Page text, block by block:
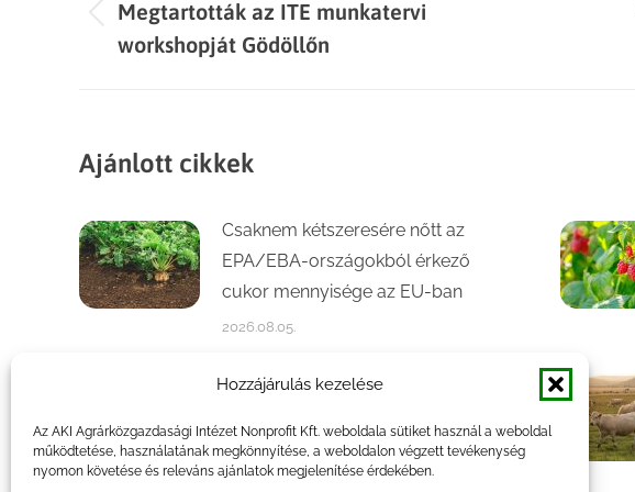
Hozzájárulás kezelése
Az AKI Agrárközgazdasági Intézet Nonprofit Kft. weboldala sütiket használ a weboldal
működtetése, használatának megkönnyítése, a weboldalon végzett tevékenység
nyomon követése és releváns ajánlatok megjelenítése érdekében.
navigation
Previous
post:
Megtartották az ITE munkatervi
workshopját Gödöllőn
Ajánlott cikkek
Csaknem kétszeresére nőtt az
EPA/EBA-országokból érkező
cukor mennyisége az EU-ban
2026.08.05.
Számottevően növekedett a
idén
2026.07.31.